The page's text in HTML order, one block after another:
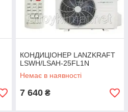
КОНДИЦІОНЕР LANZKRAFT
LSWH/LSAH-25FL1N
Немає в наявності
7 640 ₴